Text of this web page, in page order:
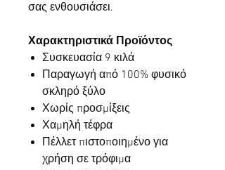
σας ενθουσιάσει.
Χαρακτηριστικά Προϊόντος
Συσκευασία 9 κιλά
Παραγωγή από 100% φυσικό
σκληρό ξύλο
Χωρίς προσμίξεις
Χαμηλή τέφρα
Πέλλετ πιστοποιημένο για
χρήση σε τρόφιμα